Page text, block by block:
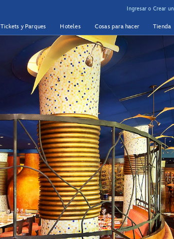
Ingresar o Crear
Tickets y Parques Hoteles Cosas para hacer Tienda